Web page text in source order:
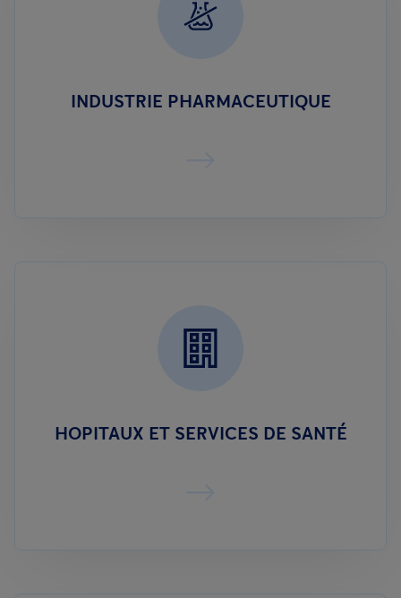
INDUSTRIE PHARMACEUTIQUE
HOPITAUX ET SERVICES DE SANTÉ